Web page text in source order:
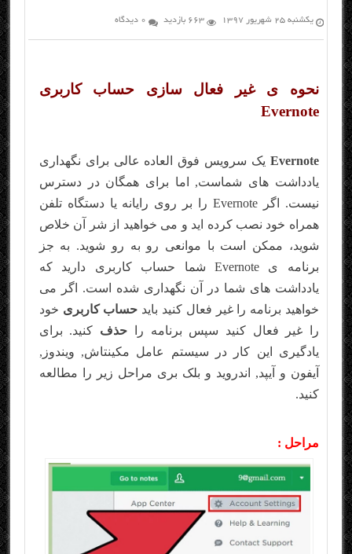
یکشنبه ۲۵ شهریور ۱۳۹۷ 663 بازدید 0 دیدگاه
نحوه ی غیر فعال سازی حساب کاربری
Evernote
Evernote یک سرویس فوق العاده عالی برای نگهداری
یادداشت های شماست, اما برای همگان در دسترس
نیست. اگر Evernote را بر روی رایانه یا دستگاه تلفن
همراه خود نصب کرده اید و می خواهید از شر آن خلاص
شوید، ممکن است با موانعی رو به رو شوید. به جز
برنامه ی Evernote شما حساب کاربری دارید که
یادداشت های شما در آن نگهداری شده است. اگر می
خواهید برنامه را غیر فعال کنید باید حساب کاربری خود
را غیر فعال کنید سپس برنامه را
حذف کنید. برای
یادگیری این کار در سیستم عامل مکینتاش, ویندوز,
آیفون و آیپد, اندروید و بلک بری مراحل زیر را مطالعه
کنید.
مراحل :